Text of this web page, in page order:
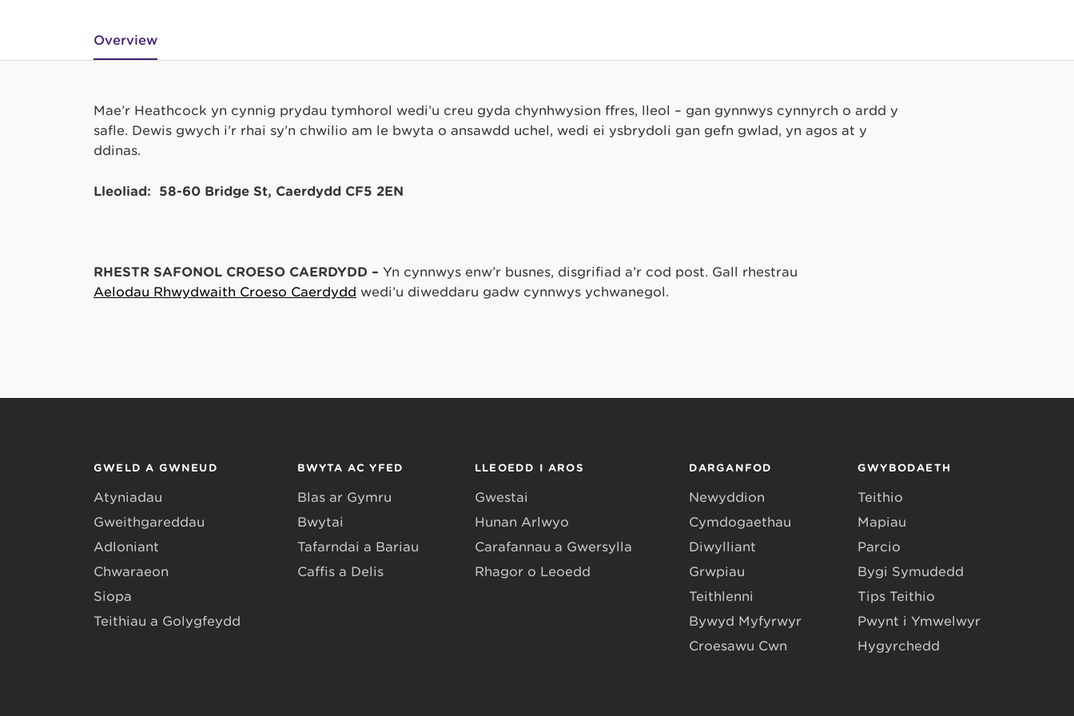
Overview
Mae’r Heathcock yn cynnig prydau tymhorol wedi’u creu gyda chynhwysion ffres, lleol – gan gynnwys cynnyrch o ardd y
safle. Dewis gwych i’r rhai sy’n chwilio am le bwyta o ansawdd uchel, wedi ei ysbrydoli gan gefn gwlad, yn agos at y
ddinas.
Lleoliad: 58-60 Bridge St, Caerdydd CF5 2EN
RHESTR SAFONOL CROESO CAERDYDD – Yn cynnwys enw’r busnes, disgrifiad a’r cod post. Gall rhestrau
Aelodau Rhwydwaith Croeso Caerdydd wedi’u diweddaru gadw cynnwys ychwanegol.
GWELD A GWNEUD
Atyniadau
Gweithgareddau
Adloniant
Chwaraeon
Siopa
Teithiau a Golygfeydd
BWYTA AC YFED
Blas ar Gymru
Bwytai
Tafarndai a Bariau
Caffis a Delis
LLEOEDD I AROS
Gwestai
Hunan Arlwyo
Carafannau a Gwersylla
Rhagor o Leoedd
DARGANFOD
Newyddion
Cymdogaethau
Diwylliant
Grwpiau
Teithlenni
Bywyd Myfyrwyr
Croesawu Cŵn
GWYBODAETH
Teithio
Mapiau
Parcio
Bygi Symudedd
Tips Teithio
Pwynt i Ymwelwyr
Hygyrchedd